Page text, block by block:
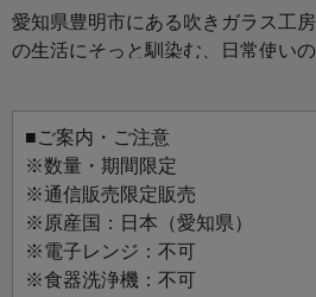
愛知県豊明市にある吹きガラス工
の生活にそっと馴染む、日常使い
毎日のお茶やお酒を楽しむ時間を
てくれる、グラスたち。
カラフルな模様が施されたグラス
組み合わせて楽しむのもおすすめで
■ご案内・ご注意
※数量・期間限定
※通信販売限定販売
※原産国：日本（愛知県）
※電子レンジ：不可
※食器洗浄機：不可